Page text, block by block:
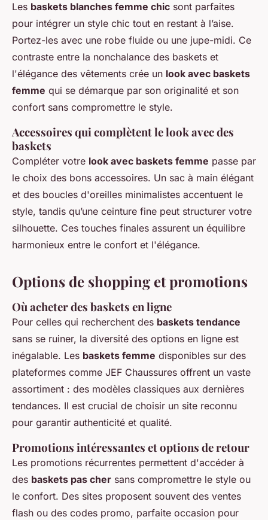
Les baskets blanches femme chic sont parfaites
pour intégrer un style chic tout en restant à l’aise.
Portez-les avec une robe fluide ou une jupe-midi. Ce
contraste entre la nonchalance des baskets et
l'élégance des vêtements crée un look avec baskets
femme qui se démarque par son originalité et son
confort sans compromettre le style.
Accessoires qui complètent le look avec des
baskets
Compléter votre look avec baskets femme passe par
le choix des bons accessoires. Un sac à main élégant
et des boucles d'oreilles minimalistes accentuent le
style, tandis qu’une ceinture fine peut structurer votre
silhouette. Ces touches finales assurent un équilibre
harmonieux entre le confort et l'élégance.
Options de shopping et promotions
Où acheter des baskets en ligne
Pour celles qui recherchent des baskets tendance
sans se ruiner, la diversité des options en ligne est
inégalable. Les baskets femme disponibles sur des
plateformes comme JEF Chaussures offrent un vaste
assortiment : des modèles classiques aux dernières
tendances. Il est crucial de choisir un site reconnu
pour garantir authenticité et qualité.
Promotions intéressantes et options de retour
Les promotions récurrentes permettent d'accéder à
des baskets pas cher sans compromettre le style ou
le confort. Des sites proposent souvent des ventes
flash ou des codes promo, parfaite occasion pour